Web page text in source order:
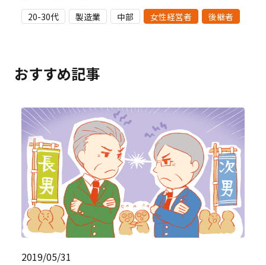
20-30代 製造業 中部 女性経営者 後継者
おすすめ記事
2019/05/31